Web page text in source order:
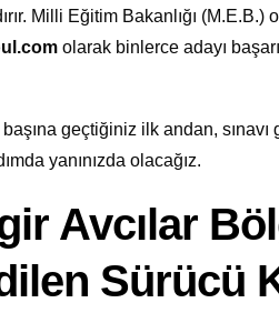
Milli Eğitim Bakanlığı (M.E.B.)
olarak binlerce adayı
geçtiğiniz ilk andan,
yanınızda olacağız.
Avcılar
Sürücü